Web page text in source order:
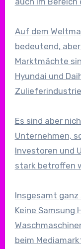
Auf dem
bedeutend,
Marktmächte
Hyundai und
Es sind aber
Unternehmen,
Investoren und
stark betroffen
Insgesamt ganz
Keine Samsung
beim